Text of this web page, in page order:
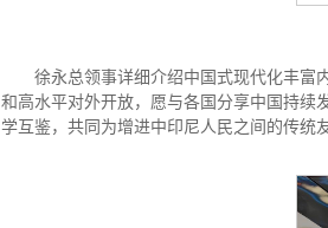
徐永总领事详细介绍中国式现代化丰富
和高水平对外开放，愿与各国分享中国持续
学互鉴，共同为增进中印尼人民之间的传统